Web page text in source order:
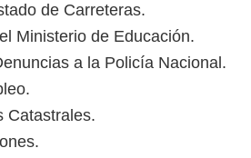
de Carreteras.
Ministerio de Educación.
a la Policía Nacional.
Catastrales.